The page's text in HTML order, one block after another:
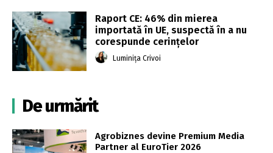
Raport CE: 46% din mierea
importată în UE, suspectă în a nu
corespunde cerințelor
Luminița Crivoi
De urmărit
Agrobiznes devine Premium Media
Partner al EuroTier 2026